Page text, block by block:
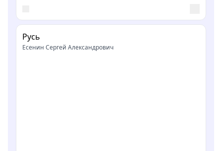
Русь
Есенин Сергей Александрович